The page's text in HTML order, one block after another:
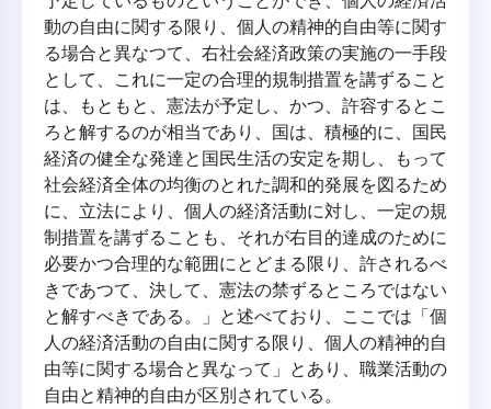
動の自由に関する限り、個人の精神的自由等に関す
る場合と異なつて、右社会経済政策の実施の一手段
として、これに一定の合理的規制措置を講ずること
は、もともと、憲法が予定し、かつ、許容するとこ
ろと解するのが相当であり、国は、積極的に、国民
経済の健全な発達と国民生活の安定を期し、もって
社会経済全体の均衡のとれた調和的発展を図るため
に、立法により、個人の経済活動に対し、一定の規
制措置を講ずることも、それが右目的達成のために
必要かつ合理的な範囲にとどまる限り、許されるべ
きであつて、決して、憲法の禁ずるところではない
と解すべきである。」と述べており、ここでは「個
人の経済活動の自由に関する限り、個人の精神的自
由等に関する場合と異なって」とあり、職業活動の
自由と精神的自由が区別されている。